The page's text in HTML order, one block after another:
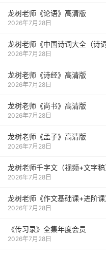
龙树老师《论语》高清版
2026年7月28日
龙树老师《中国诗词大全（诗
2026年7月28日
龙树老师《诗经》高清版
2026年7月28日
龙树老师《尚书》高清版
2026年7月28日
龙树老师《孟子》高清版
2026年7月28日
龙树老师千字文（视频+文字
2026年7月28日
龙树老师《作文基础课+进阶
2026年7月28日
《传习录》全集年度会员
2026年7月28日